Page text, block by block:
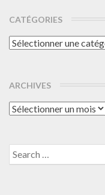
CATÉGORIES
Catégories
ARCHIVES
Archives
Search
for: